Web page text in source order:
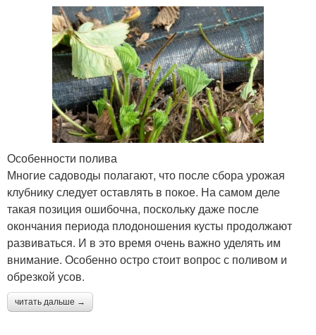
Особенности полива
Многие садоводы полагают, что после сбора урожая
клубнику следует оставлять в покое. На самом деле
такая позиция ошибочна, поскольку даже после
окончания периода плодоношения кусты продолжают
развиваться. И в это время очень важно уделять им
внимание. Особенно остро стоит вопрос с поливом и
обрезкой усов.
читать дальше →